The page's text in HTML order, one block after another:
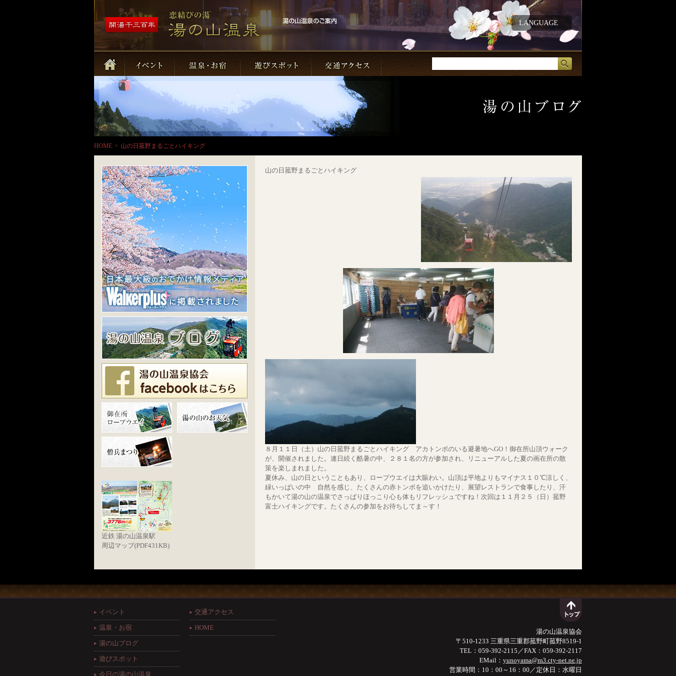
LANGUAGE
HOME > 山の日菰野まるごとハイキング
山の日菰野まるごとハイキング
８月１１日（土）山の日菰野まるごとハイキング アカトンボのいる避暑地へGO！御在所山頂ウォーク
が、開催されました。連日続く酷暑の中、２８１名の方が参加され、リニューアルした夏の画在所の散
策を楽しまれました。
夏休み、山の日ということもあり、ロープウエイは大賑わい。山頂は平地よりもマイナス１０℃涼しく、
緑いっぱいの中 自然を感じ、たくさんの赤トンボを追いかけたり、展望レストランで食事したり、汗
もかいて湯の山の温泉でさっぱりほっこり心も体もリフレッシュですね！次回は１１月２５（日）菰野
富士ハイキングです。たくさんの参加をお待ちしてま～す！
近鉄 湯の山温泉駅
周辺マップ(PDF431KB)
イベント
温泉・お宿
湯の山ブログ
遊びスポット
今日の湯の山温泉
交通アクセス
HOME
湯の山温泉協会
〒510-1233 三重県三重郡菰野町菰野8519-1
TEL：059-392-2115／FAX：059-392-2117
EMail： yunoyama@m3.cty-net.ne.jp
営業時間：10：00～16：00／定休日：水曜日